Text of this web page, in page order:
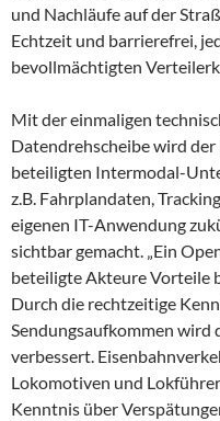
und Nachläufe auf der
Echtzeit und barrierefrei,
bevollmächtigten
Mit der einmaligen
Datendrehscheibe wird
beteiligten Intermodal-
z.B. Fahrplandaten,
eigenen IT-Anwendung
sichtbar gemacht. „Ein
beteiligte Akteure Vorteile
Durch die rechtzeitige
Sendungsaufkommen wird
verbessert.
Lokomotiven und
Kenntnis über